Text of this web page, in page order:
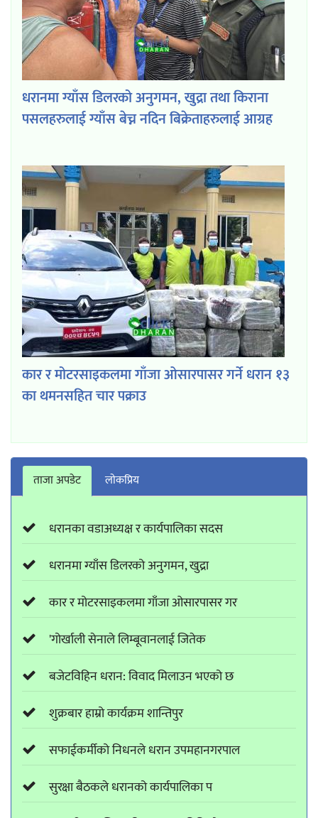
धरानमा ग्याँस डिलरको अनुगमन, खुद्रा तथा किराना
पसलहरुलाई ग्याँस बेच्न नदिन बिक्रेताहरुलाई आग्रह
कार र मोटरसाइकलमा गाँजा ओसारपासर गर्ने धरान १३
का थमनसहित चार पक्राउ
ताजा अपडेट लाेकप्रिय
धरानका वडाअध्यक्ष र कार्यपालिका सदस
धरानमा ग्याँस डिलरको अनुगमन, खुद्रा
कार र मोटरसाइकलमा गाँजा ओसारपासर गर
'गोर्खाली सेनाले लिम्बूवानलाई जितेक
बजेटविहिन धरान: विवाद मिलाउन भएको छ
शुक्रबार हाम्रो कार्यक्रम शान्तिपुर
सफाईकर्मीको निधनले धरान उपमहानगरपाल
सुरक्षा बैठकले धरानको कार्यपालिका प